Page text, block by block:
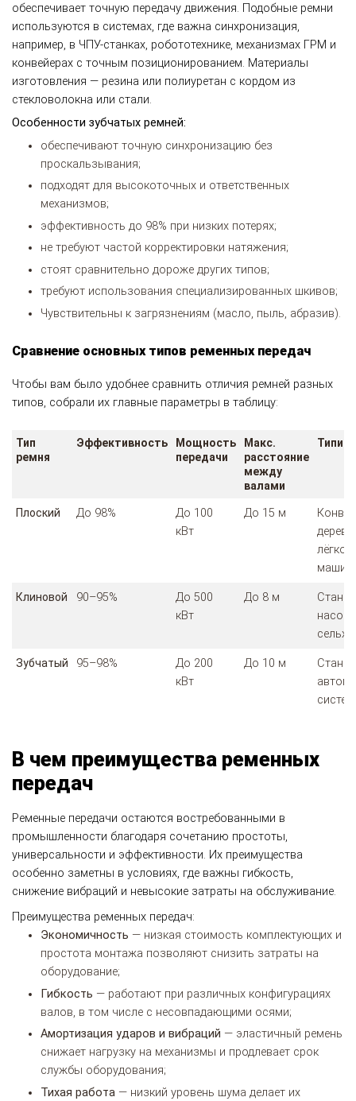
обеспечивает точную передачу движения. Подобные ремни
используются в системах, где важна синхронизация,
например, в ЧПУ-станках, робототехнике, механизмах ГРМ и
конвейерах с точным позиционированием. Материалы
изготовления — резина или полиуретан с кордом из
стекловолокна или стали.
Особенности зубчатых ремней:
обеспечивают точную синхронизацию без
проскальзывания;
подходят для высокоточных и ответственных
механизмов;
эффективность до 98% при низких потерях;
не требуют частой корректировки натяжения;
стоят сравнительно дороже других типов;
требуют использования специализированных шкивов;
Чувствительны к загрязнениям (масло, пыль, абразив).
Сравнение основных типов ременных передач
Чтобы вам было удобнее сравнить отличия ремней разных
типов, собрали их главные параметры в таблицу:
Тип
ремня
Эффективность
Мощность
передачи
Макс.
расстояние
между
валами
Плоский До 98%
До 100
кВт
До 15 м
лёгкое
Клиновой 90–95%
До 500
кВт
До 8 м
Зубчатый 95–98%
До 200
кВт
До 10 м
В чем преимущества ременных
передач
Ременные передачи остаются востребованными в
промышленности благодаря сочетанию простоты,
универсальности и эффективности. Их преимущества
особенно заметны в условиях, где важны гибкость,
снижение вибраций и невысокие затраты на обслуживание.
Преимущества ременных передач:
Экономичность — низкая стоимость комплектующих и
простота монтажа позволяют снизить затраты на
оборудование;
Гибкость — работают при различных конфигурациях
валов, в том числе с несовпадающими осями;
Амортизация ударов и вибраций — эластичный ремень
снижает нагрузку на механизмы и продлевает срок
службы оборудования;
Тихая работа — низкий уровень шума делает их